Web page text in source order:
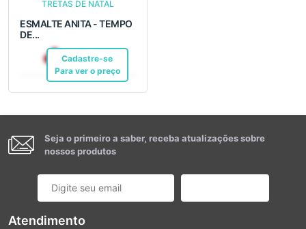
ESMALTE ANITA - TEMPO
DE...
Cadastre-se
Para ver o preço
R$ 6,99Pix
Seja o primeiro a saber, receba atualizações sobre
nossos produtos
Atendimento